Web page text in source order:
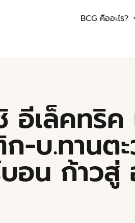
BCG คืออะไร?
อีเล็คทริ
-บ.ทานต
อน ก้าวสู่